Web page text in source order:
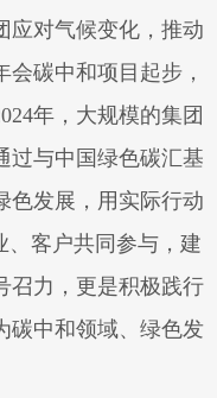
应对气候变化，推动
碳中和项目起步，
年，大规模的集团
过与中国绿色碳汇基
色发展，用实际行动
、客户共同参与，建
召力，更是积极践行
碳中和领域、绿色发